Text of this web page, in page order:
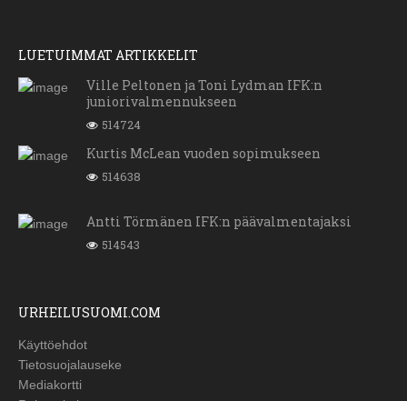
LUETUIMMAT ARTIKKELIT
Ville Peltonen ja Toni Lydman IFK:n
juniorivalmennukseen
514724
Kurtis McLean vuoden sopimukseen
514638
Antti Törmänen IFK:n päävalmentajaksi
514543
URHEILUSUOMI.COM
Käyttöehdot
Tietosuojalauseke
Mediakortti